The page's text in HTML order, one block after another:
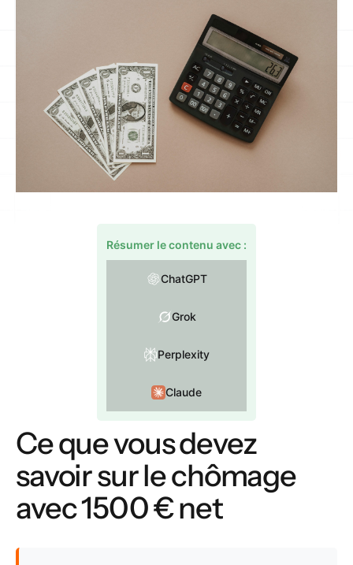
Résumer le contenu avec :
ChatGPT
Grok
Perplexity
Claude
Ce que vous devez
savoir sur le chômage
avec 1500 € net